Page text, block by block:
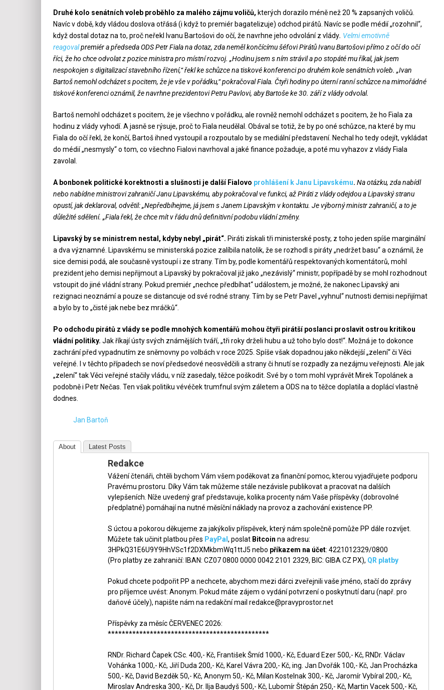
Druhé kolo senátních voleb proběhlo za malého zájmu voličů, kterých dorazilo méně než 20 % zapsaných voličů.
Navíc v době, kdy vládou doslova otřásá (i když to premiér bagatelizuje) odchod pirátů. Navíc se podle médií „rozohnil“,
když dostal dotaz na to, proč neřekl Ivanu Bartošovi do očí, že navrhne jeho odvolání z vlády. Velmi emotivně
reagovalpremiér a předseda ODS Petr Fiala na dotaz, zda neměl končícímu šéfovi Pirátů Ivanu Bartošovi přímo z očí do očí
říci, že ho chce odvolat z pozice ministra pro místní rozvoj. „Hodinu jsem s ním strávil a po stopáté mu říkal, jak jsem
nespokojen s digitalizací stavebního řízení,“ řekl ke schůzce na tiskové konferenci po druhém kole senátních voleb. „Ivan
Bartoš nemohl odcházet s pocitem, že je vše v pořádku,“ pokračoval Fiala. Čtyři hodiny po úterní ranní schůzce na mimořádné
tiskové konferenci oznámil, že navrhne prezidentovi Petru Pavlovi, aby Bartoše ke 30. září z vlády odvolal.
Bartoš nemohl odcházet s pocitem, že je všechno v pořádku, ale rovněž nemohl odcházet s pocitem, že ho Fiala za
hodinu z vlády vyhodí. A jasně se rýsuje, proč to Fiala neudělal. Obával se totiž, že by po oné schůzce, na které by mu
Fiala do očí řekl, že končí, Bartoš ihned vystoupil a rozpoutalo by se mediální představení. Nechal ho tedy odejít, vykládat
do médií „nesmysly“ o tom, co všechno Fialovi navrhoval a jaké finance požaduje, a poté mu vyhazov z vlády Fiala
zavolal.
A bonbonek politické korektnosti a slušnosti je další Fialovo prohlášení k Janu Lipavskému. Na otázku, zda nabídl
nebo nabídne ministrovi zahraničí Janu Lipavskému, aby pokračoval ve funkci, až Piráti z vlády odejdou a Lipavský stranu
opustí, jak deklaroval, odvětil: „Nepředbíhejme, já jsem s Janem Lipavským v kontaktu. Je výborný ministr zahraničí, a to je
důležité sdělení. „Fiala řekl, že chce mít v řádu dnů definitivní podobu vládní změny.
Lipavský by se ministrem nestal, kdyby nebyl „pirát“. Piráti získali tři ministerské posty, z toho jeden spíše marginální
a dva významné. Lipavskému se ministerská pozice zalíbila natolik, že se rozhodl s piráty „nedržet basu“ a oznámil, že
sice demisi podá, ale současně vystoupí i ze strany. Tím by, podle komentářů respektovaných komentátorů, mohl
prezident jeho demisi nepřijmout a Lipavský by pokračoval již jako „nezávislý“ ministr, popřípadě by se mohl rozhodnout
vstoupit do jiné vládní strany. Pokud premiér „nechce předbíhat“ událostem, je možné, že nakonec Lipavský ani
rezignaci neoznámí a pouze se distancuje od své rodné strany. Tím by se Petr Pavel „vyhnul“ nutnosti demisi nepřijímat
a bylo by to „čisté jak nebe bez mráčků“.
Po odchodu pirátů z vlády se podle mnohých komentářů mohou čtyři pirátší poslanci proslavit ostrou kritikou
vládní politiky. Jak říkají ústy svých známějších tváří, „tři roky drželi hubu a už toho bylo dost!“. Možná je to dokonce
zachrání před vypadnutím ze sněmovny po volbách v roce 2025. Spíše však dopadnou jako někdejší „zelení“ či Věci
veřejné. I v těchto případech se noví předsedové neosvědčili a strany či hnutí se rozpadly za nezájmu veřejnosti. Ale jak
„zelení“ tak Věci veřejné stačily vládu, v níž zasedaly, těžce poškodit. Své by o tom mohl vyprávět Mirek Topolánek a
podobně i Petr Nečas. Ten však politiku vévéček trumfnul svým záletem a ODS na to těžce doplatila a doplácí vlastně
dodnes.
Jan Bartoň
About Latest Posts
Redakce
Vážení čtenáři, chtěli bychom Vám všem poděkovat za finanční pomoc, kterou vyjadřujete podporu
Pravému prostoru. Díky Vám tak můžeme stále nezávisle publikovat a pracovat na dalších
vylepšeních. Níže uvedený graf představuje, kolika procenty nám Vaše příspěvky (dobrovolné
předplatné) pomáhají na nutné měsíční náklady na provoz a zachování existence PP.
S úctou a pokorou děkujeme za jakýkoliv příspěvek, který nám společně pomůže PP dále rozvíjet.
Můžete tak učinit platbou přes PayPal , poslat Bitcoin na adresu:
3HPkQ31E6U9Y9HhVSc1f2DXMkbmWq1ttJ5 nebo příkazem na účet: 4221012329/0800
(Pro platby ze zahraničí: IBAN: CZ07 0800 0000 0042 2101 2329, BIC: GIBA CZ PX), QR platby
Pokud chcete podpořit PP a nechcete, abychom mezi dárci zveřejnili vaše jméno, stačí do zprávy
pro příjemce uvést: Anonym. Pokud máte zájem o vydání potvrzení o poskytnutí daru (např. pro
daňové účely), napište nám na redakční mail redakce@pravyprostor.net
Příspěvky za měsíc ČERVENEC 2026:
**********************************************
RNDr. Richard Čapek CSc. 400,- Kč, František Šmíd 1000,- Kč, Eduard Ezer 500,- Kč, RNDr. Václav
Vohánka 1000,- Kč, Jiří Duda 200,- Kč, Karel Vávra 200,- Kč, ing. Jan Dvořák 100,- Kč, Jan Procházka
500,- Kč, David Bezděk 50,- Kč, Anonym 50,- Kč, Milan Kostelnak 300,- Kč, Jaromír Vybíral 200,- Kč,
Miroslav Andreska 300,- Kč, Dr. Ilja Baudyš 500,- Kč, Lubomír Štěpán 250,- Kč, Martin Vacek 500,- Kč,